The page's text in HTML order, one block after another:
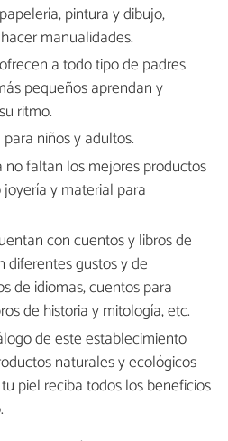
pintura y dibujo,
manualidades.
a todo tipo de padres
pequeños aprendan y
ritmo.
niños y adultos.
no faltan los mejores productos
y material para
con cuentos y libros de
diferentes gustos y de
de idiomas, cuentos para
de historia y mitología, etc.
de este establecimiento
naturales y ecológicos
piel reciba todos los beneficios